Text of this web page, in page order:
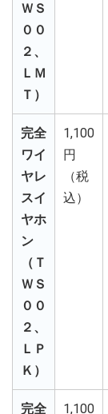
ＷＳ
００
２、
ＬＭ
Ｔ）
完全
ワイ
ヤレ
スイ
ヤホ
ン
（Ｔ
ＷＳ
００
２、
ＬＰ
Ｋ）
1,100
円
（税
込）
完全
1,100